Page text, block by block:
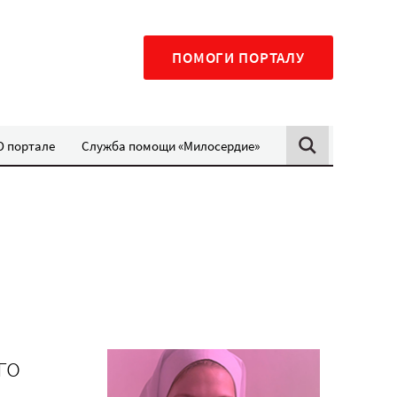
ПОМОГИ ПОРТАЛУ
портале Служба помощи «Милосердие»